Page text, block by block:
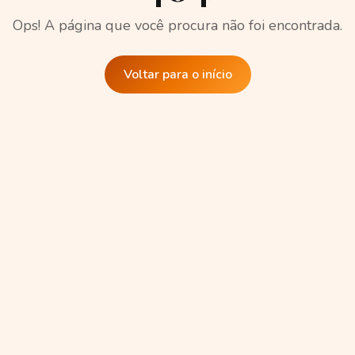
Ops! A página que você procura não foi encontrada.
Voltar para o início